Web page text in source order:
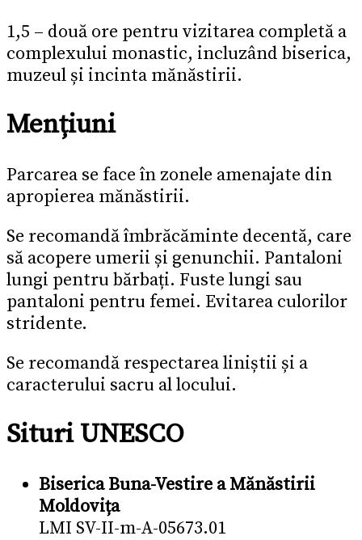
1,5 – două ore pentru vizitarea completă a
complexului monastic, incluzând biserica,
muzeul și incinta mănăstirii.
Mențiuni
Parcarea se face în zonele amenajate din
apropierea mănăstirii.
Se recomandă îmbrăcăminte decentă, care
să acopere umerii și genunchii. Pantaloni
lungi pentru bărbați. Fuste lungi sau
pantaloni pentru femei. Evitarea culorilor
stridente.
Se recomandă respectarea liniștii și a
caracterului sacru al locului.
Situri UNESCO
Biserica Buna-Vestire a Mănăstirii
Moldovița
LMI SV-II-m-A-05673.01